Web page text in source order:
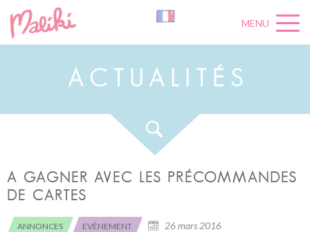
MENU
A C U A L É S
A GAGNER AVEC LES PRÉCOMMANDES
DE CARTES
ANNONCES EVÉNEMENT 26 mars 2016